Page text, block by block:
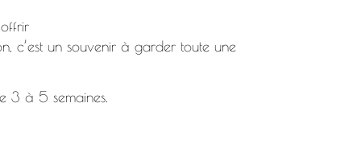
c’est un souvenir à garder toute une
3 à 5 semaines.